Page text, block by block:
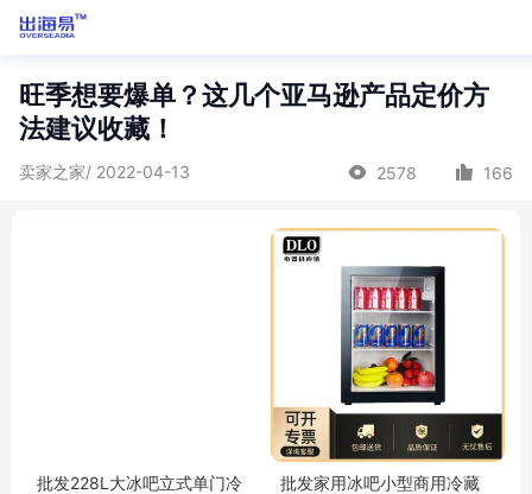
旺季想要爆单？这几个亚马逊产品定价方
法建议收藏！
卖家之家/ 2022-04-13 2578 166
批发228L大冰吧立式单门冷
批发家用冰吧小型商用冷藏